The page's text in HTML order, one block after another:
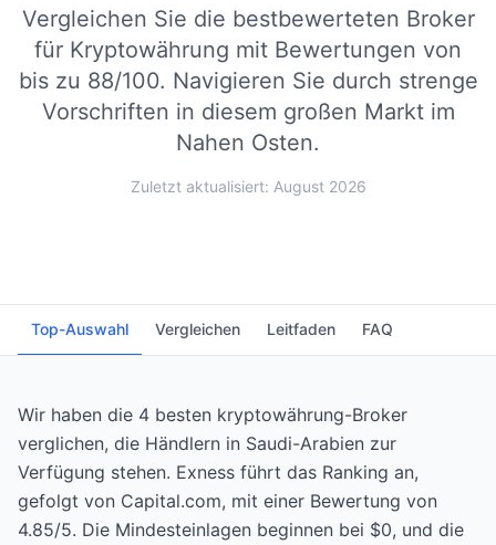
Vergleichen Sie die bestbewerteten Broker
für Kryptowährung mit Bewertungen von
bis zu 88/100. Navigieren Sie durch strenge
Vorschriften in diesem großen Markt im
Nahen Osten.
Zuletzt aktualisiert: August 2026
Top-Auswahl Vergleichen Leitfaden FAQ
Wir haben die 4 besten kryptowährung-Broker
verglichen, die Händlern in Saudi-Arabien zur
Verfügung stehen. Exness führt das Ranking an,
gefolgt von Capital.com, mit einer Bewertung von
4.85/5. Die Mindesteinlagen beginnen bei $0, und die